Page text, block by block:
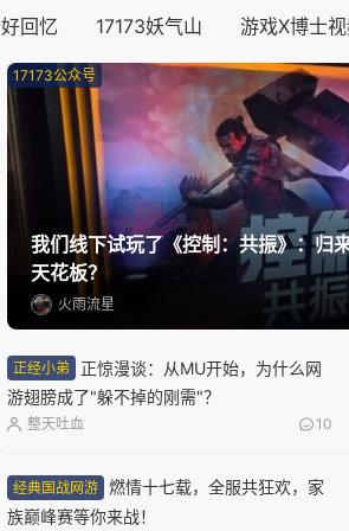
新版本更新
仙山小农
种田 模
08/15周六
新版本更新
QQ炫舞
现代 音乐
限号删档内测
回忆 17173妖气山 游戏X博士
17173公众号
我们线下试玩了《控制：共振》：归
天花板？
火雨流星
正经小弟
正惊漫谈：从MU开始，为什么网
游翅膀成了"躲不掉的刚需"？
整天吐血 10
经典国战网游
燃情十七载，全服共狂欢，家
族巅峰赛等你来战！